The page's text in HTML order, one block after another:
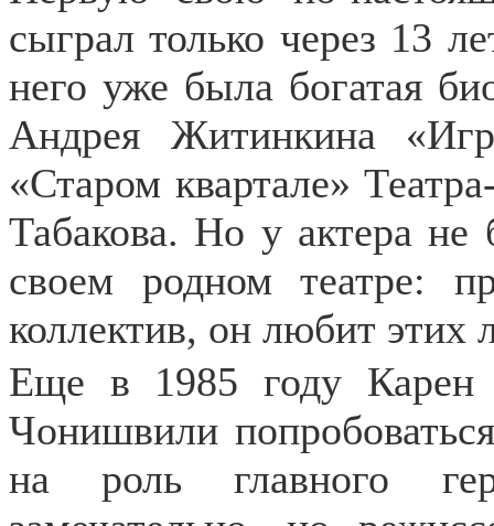
сыграл только через 13
него уже была богатая
Андрея Житинкина
«Старом квартале»
Табакова. Но у актера
своем родном театре:
коллектив, он любит этих
Еще в 1985 году Карен
Чонишвили
на роль главного